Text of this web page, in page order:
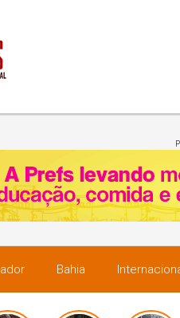
Bahia